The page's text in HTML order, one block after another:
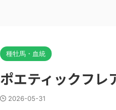
種牡馬・血統
ポエティックフ
2026-05-31